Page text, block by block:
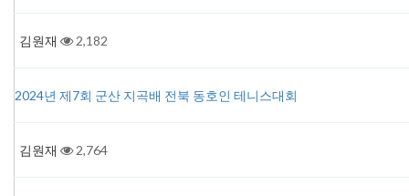
김원재 2,182
2024년 제7회 군산 지곡배 전북 동호인 테니스대회
김원재 2,764